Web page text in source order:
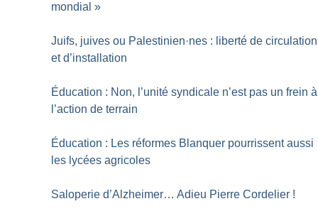
mondial »
Juifs, juives ou Palestinien·nes : liberté de circulation
et d’installation
Éducation : Non, l’unité syndicale n’est pas un frein à
l’action de terrain
Éducation : Les réformes Blanquer pourrissent aussi
les lycées agricoles
Saloperie d’Alzheimer… Adieu Pierre Cordelier !